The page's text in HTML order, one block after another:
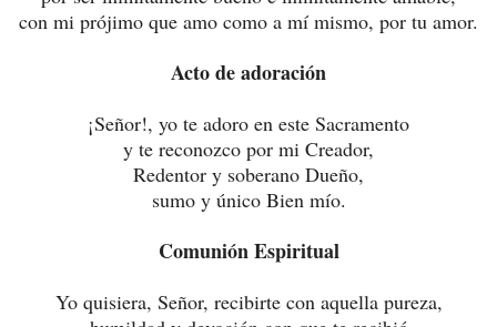
con mi prójimo que amo como a mí mismo, por tu amor.
Acto de adoración
¡Señor!, yo te adoro en este Sacramento
y te reconozco por mi Creador,
Redentor y soberano Dueño,
sumo y único Bien mío.
Comunión Espiritual
Yo quisiera, Señor, recibirte con aquella pureza,